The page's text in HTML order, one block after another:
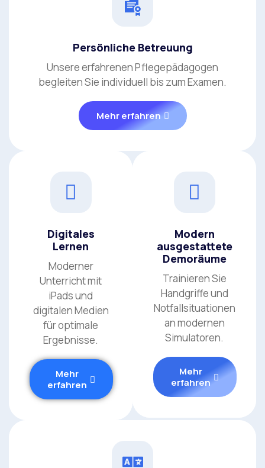
Persönliche Betreuung
Unsere erfahrenen Pflegepädagogen
begleiten Sie individuell bis zum Examen.
Mehr erfahren
Digitales
Lernen
Moderner
Unterricht mit
iPads und
digitalen Medien
für optimale
Ergebnisse.
Mehr
erfahren
Modern
ausgestattete
Demoräume
Trainieren Sie
Handgriffe und
Notfallsituationen
an modernen
Simulatoren.
Mehr
erfahren